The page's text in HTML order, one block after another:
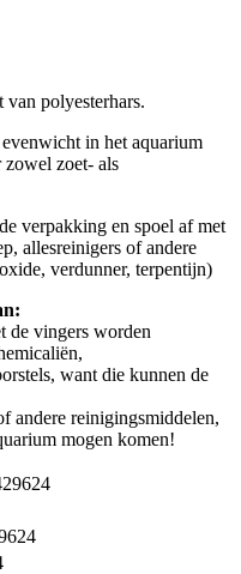
van polyesterhars.
in het aquarium
zowel zoet- als
verpakking en spoel af met
allesreinigers of andere
verdunner, terpentijn)
de vingers worden
want die kunnen de
andere reinigingsmiddelen,
mogen komen!